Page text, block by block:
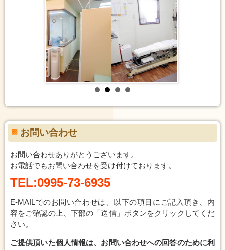
お問い合わせ
お問い合わせありがとうございます。
お電話でもお問い合わせを受け付けております。
TEL:0995-73-6935
E-MAILでのお問い合わせは、以下の項目にご記入頂き、内
容をご確認の上、下部の「送信」ボタンをクリックしてくだ
さい。
ご提供頂いた個人情報は、お問い合わせへの回答のために利